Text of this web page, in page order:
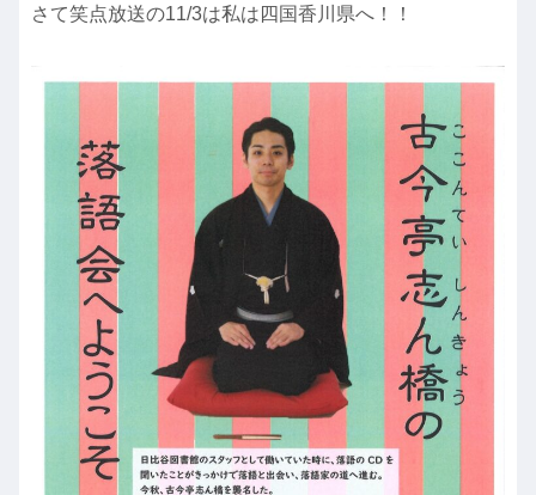
さて笑点放送の11/3は私は四国香川県へ！！